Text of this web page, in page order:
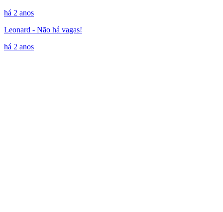
há 2 anos
Leonard - Não há vagas!
há 2 anos